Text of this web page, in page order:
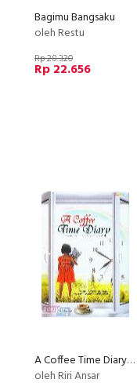
Bagimu Bangsaku
oleh Restu
Rp 28.320
Rp 22.656
A Coffee Time Diary From Neigborhood
oleh Riri Ansar